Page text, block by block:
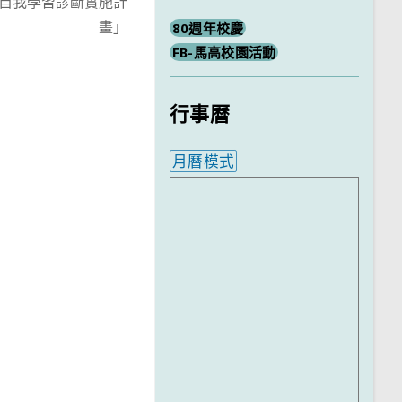
畫」
80週年校慶
FB-馬高校園活動
行事曆
月曆模式